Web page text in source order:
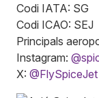
Codi IATA: SG
Codi ICAO: SEJ
Principals
Instagram:
X: @FlySpiceJet